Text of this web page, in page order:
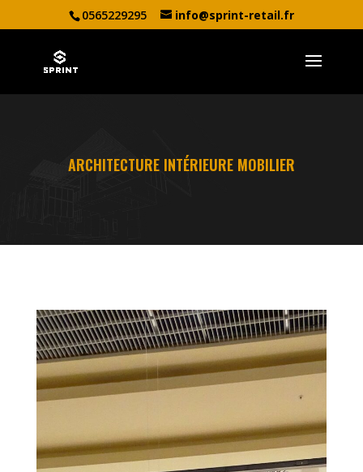
0565229295 info@sprint-retail.fr
ARCHITECTURE INTÉRIEURE MOBILIER